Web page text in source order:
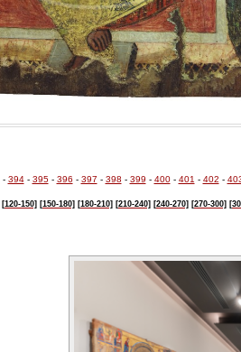
- 394- 395- 396 - 397 - 398 - 399 - 400- 401 - 402 -
[120-150] [150-180] [180-210] [210-240] [240-270] [270-300]